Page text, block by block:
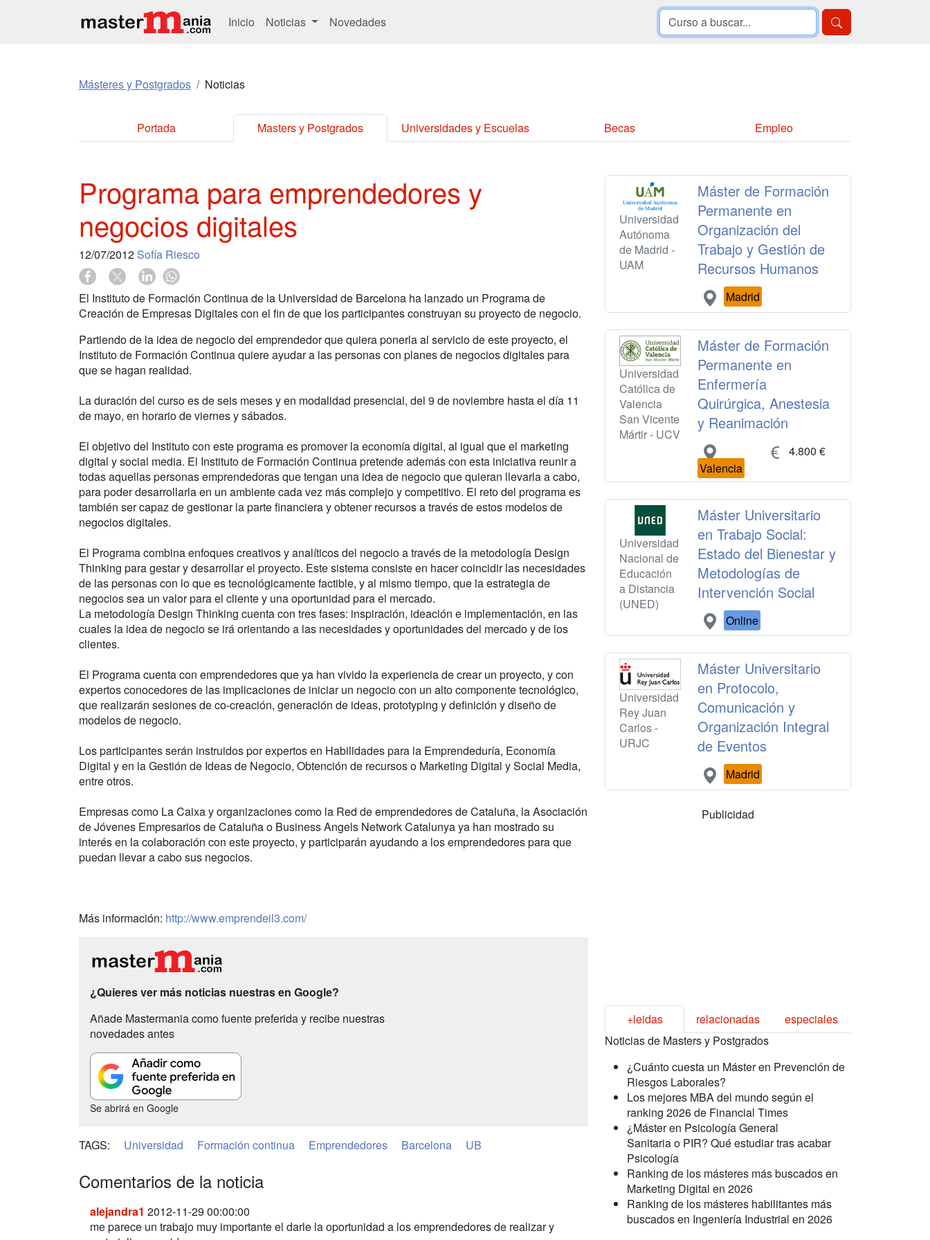
Inicio Noticias Novedades
Másteres y Postgrados Noticias
Portada Masters y Postgrados Universidades y Escuelas Becas Empleo
Programa para emprendedores y
negocios digitales
12/07/2012 Sofía Riesco
El Instituto de Formación Continua de la Universidad de Barcelona ha lanzado un Programa de
Creación de Empresas Digitales con el fin de que los participantes construyan su proyecto de negocio.
Partiendo de la idea de negocio del emprendedor que quiera ponerla al servicio de este proyecto, el
Instituto de Formación Continua quiere ayudar a las personas con planes de negocios digitales para
que se hagan realidad.
La duración del curso es de seis meses y en modalidad presencial, del 9 de noviembre hasta el día 11
de mayo, en horario de viernes y sábados.
El objetivo del Instituto con este programa es promover la economía digital, al igual que el marketing
digital y social media. El Instituto de Formación Continua pretende además con esta iniciativa reunir a
todas aquellas personas emprendedoras que tengan una idea de negocio que quieran llevarla a cabo,
para poder desarrollarla en un ambiente cada vez más complejo y competitivo. El reto del programa es
también ser capaz de gestionar la parte financiera y obtener recursos a través de estos modelos de
negocios digitales.
El Programa combina enfoques creativos y analíticos del negocio a través de la metodología Design
Thinking para gestar y desarrollar el proyecto. Este sistema consiste en hacer coincidir las necesidades
de las personas con lo que es tecnológicamente factible, y al mismo tiempo, que la estrategia de
negocios sea un valor para el cliente y una oportunidad para el mercado.
La metodología Design Thinking cuenta con tres fases: inspiración, ideación e implementación, en las
cuales la idea de negocio se irá orientando a las necesidades y oportunidades del mercado y de los
clientes.
El Programa cuenta con emprendedores que ya han vivido la experiencia de crear un proyecto, y con
expertos conocedores de las implicaciones de iniciar un negocio con un alto componente tecnológico,
que realizarán sesiones de co-creación, generación de ideas, prototyping y definición y diseño de
modelos de negocio.
Los participantes serán instruidos por expertos en Habilidades para la Emprendeduría, Economía
Digital y en la Gestión de Ideas de Negocio, Obtención de recursos o Marketing Digital y Social Media,
entre otros.
Empresas como La Caixa y organizaciones como la Red de emprendedores de Cataluña, la Asociación
de Jóvenes Empresarios de Cataluña o Business Angels Network Catalunya ya han mostrado su
interés en la colaboración con este proyecto, y participarán ayudando a los emprendedores para que
puedan llevar a cabo sus negocios.
Más información: http://www.emprendeil3.com/
¿Quieres ver más noticias nuestras en Google?
Añade Mastermania como fuente preferida y recibe nuestras
novedades antes
Se abrirá en Google
TAGS: Universidad Formación continua Emprendedores Barcelona UB
Comentarios de la noticia
alejandra1 2012-11-29 00:00:00
me parece un trabajo muy importante el darle la oportunidad a los emprendedores de realizar y
Universidad
Autónoma
de Madrid -
UAM
Máster de Formación
Permanente en
Organización del
Trabajo y Gestión de
Recursos Humanos
Madrid
Universidad
Católica de
Valencia
San Vicente
Mártir - UCV
Máster de Formación
Permanente en
Enfermería
Quirúrgica, Anestesia
y Reanimación
Valencia
4.800 €
Universidad
Nacional de
Educación
a Distancia
(UNED)
Máster Universitario
en Trabajo Social:
Estado del Bienestar y
Metodologías de
Intervención Social
Online
Universidad
Rey Juan
Carlos -
URJC
Máster Universitario
en Protocolo,
Comunicación y
Organización Integral
de Eventos
Madrid
Publicidad
+leidas relacionadas
especiales
Noticias de Masters y Postgrados
¿Cuánto cuesta un Máster en Prevención de
Riesgos Laborales?
Los mejores MBA del mundo según el
ranking 2026 de Financial Times
¿Máster en Psicología General
Sanitaria o PIR? Qué estudiar tras acabar
Psicología
Ranking de los másteres más buscados en
Marketing Digital en 2026
Ranking de los másteres habilitantes más
buscados en Ingeniería Industrial en 2026